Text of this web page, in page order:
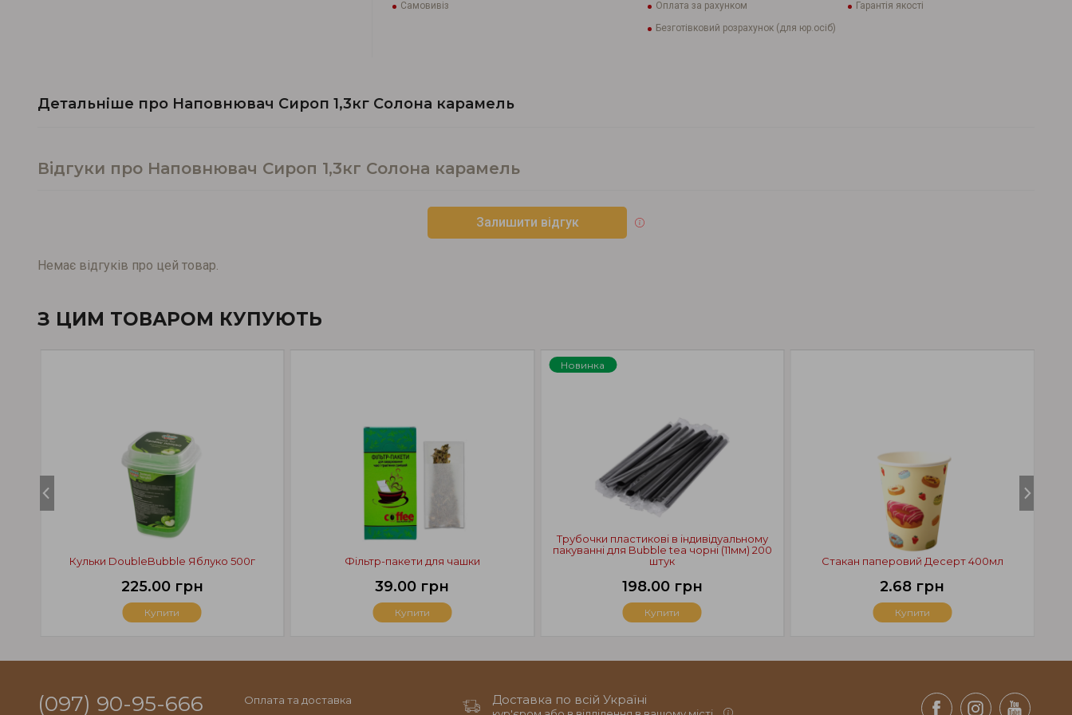
Самовивіз
Оплата за рахунком
Безготівковий розрахунок (для юр.осіб)
Гарантія якості
Детальніше про Наповнювач Сироп 1,3кг Солона карамель
Відгуки про Наповнювач Сироп 1,3кг Солона карамель
Залишити відгук
Немає відгуків про цей товар.
З ЦИМ ТОВАРОМ КУПУЮТЬ
Стакан паперовий Десерт 400мл
2.68 грн
Купити
Кульки DoubleBubble Яблуко 500г
225.00 грн
Купити
Фільтр-пакети для чашки
39.00 грн
Купити
Новинка
Трубочки пластикові в індивідуальному
пакуванні для Bubble tea чорні (11мм) 200
штук
198.00 грн
Купити
(097) 90-95-666 Оплата та доставка Доставка по всій Україні